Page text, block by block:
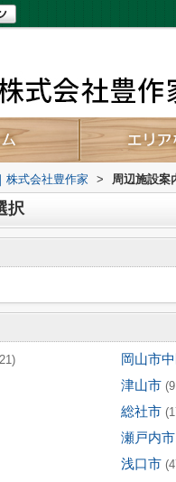
株式会社豊作家 > 周辺施設案
択
岡山市
津山市
総社市
瀬戸内市
浅口市